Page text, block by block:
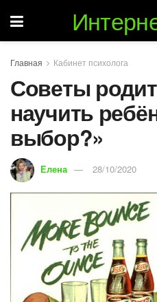
Главная Кабинет психолога
Советы
научить
выбор?»
Елена 28/10/2020